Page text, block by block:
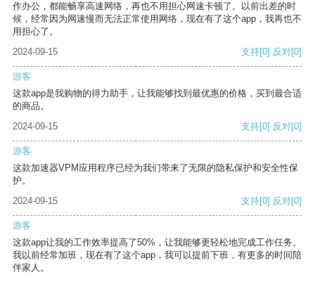
作办公，都能畅享高速网络，再也不用担心网速卡顿了。以前出差的时
候，经常因为网速慢而无法正常使用网络，现在有了这个app，我再也不
用担心了。
2024-09-15
支持[0] 反对[0]
游客
这款app是我购物的得力助手，让我能够找到最优惠的价格，买到最合适
的商品。
2024-09-15
支持[0] 反对[0]
游客
这款加速器VPM应用程序已经为我们带来了无限的隐私保护和安全性保
护。
2024-09-15
支持[0] 反对[0]
游客
这款app让我的工作效率提高了50%，让我能够更轻松地完成工作任务。
我以前经常加班，现在有了这个app，我可以提前下班，有更多的时间陪
伴家人。